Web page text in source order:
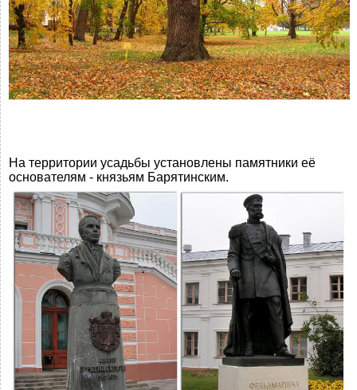
На территории усадьбы установлены памятники её
основателям - князьям Барятинским.